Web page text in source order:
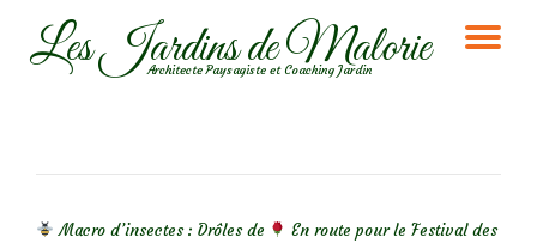
AllerLes Jardins de Malorie
Architecte Paysagiste et Coaching Jardin
Macro d’insectes : Drôles de
En route pour le Festival des